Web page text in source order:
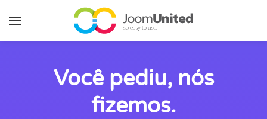
Pular para o conteúdo principal
Você pediu, nós
fizemos.